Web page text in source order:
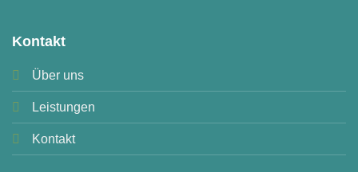
Kontakt
Über uns
Leistungen
Kontakt